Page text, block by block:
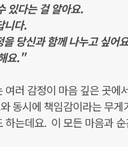
있다는 걸 알아요.
니다.
당신과 함께 나누고 싶어
요."
여러 감정이 마음 깊은 곳에
동시에 책임감이라는 무게
하는데요. 이 모든 마음과